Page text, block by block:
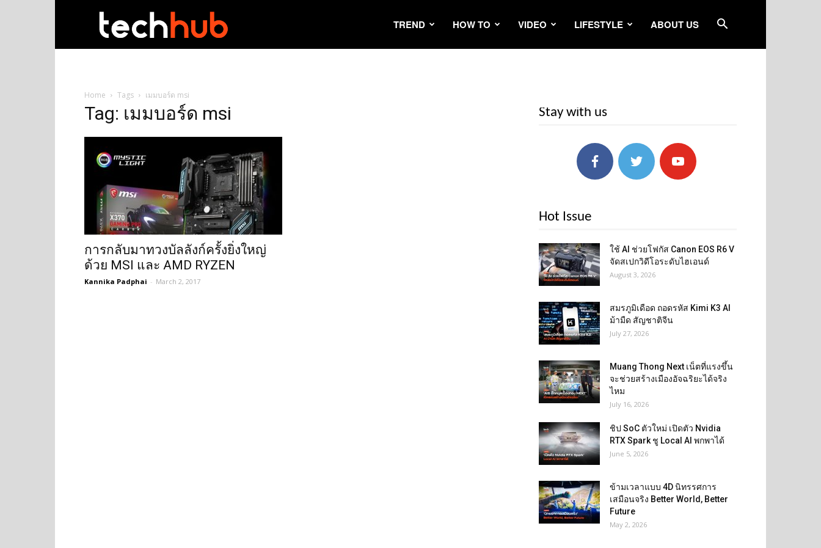
TREND HOW TO VIDEO LIFESTYLE ABOUT US
Home Tags เมมบอร์ด msi
Tag: เมมบอร์ด msi
การกลับมาทวงบัลลังก์ครั้งยิ่งใหญ่
ด้วย MSI และ AMD RYZEN
Kannika Padphai - March 2, 2017
Stay with us
Hot Issue
ใช้ AI ช่วยโฟกัส Canon EOS R6 V
จัดสเปกวิดีโอระดับไฮเอนด์
August 3, 2026
สมรภูมิเดือด ถอดรหัส Kimi K3 AI
ม้ามืด สัญชาติจีน
July 27, 2026
Muang Thong Next เน็ตที่แรงขึ้น
จะช่วยสร้างเมืองอัจฉริยะได้จริง
ไหม
July 16, 2026
ชิป SoC ตัวใหม่ เปิดตัว Nvidia
RTX Spark ชู Local AI พกพาได้
June 5, 2026
ข้ามเวลาแบบ 4D นิทรรศการ
เสมือนจริง Better World, Better
Future
May 2, 2026